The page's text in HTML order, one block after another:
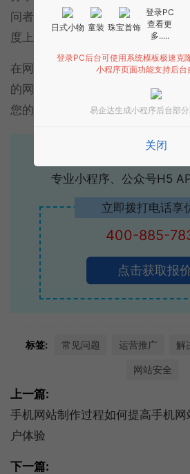
问者将您视为您所在领域的专业
度上建立信任。
在网站制作时，您需要考虑许多
的网站取得成功。通过整合这些
您的网站对访问者友好。
专业小程序、公众号H5
立即拨打电话享
400-885-
点击获取报
标签: 常见问题 运营推广 解
网站安全
上一篇:
手机网站制作过程如何提高手机
户体验
下一篇:
日式小物 童装 珠宝首饰
登录PC
查看更
多.....
登录PC后台可使用系统模板极速克
小程序页面功能支持后台
易企达生成小程序后台部
关闭